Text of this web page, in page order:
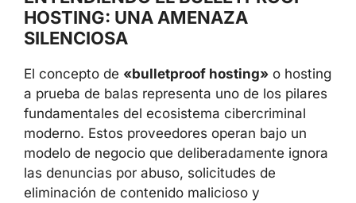
HOSTING: UNA AMENAZA
SILENCIOSA
El concepto de «bulletproof hosting» o hosting
a prueba de balas representa uno de los pilares
fundamentales del ecosistema cibercriminal
moderno. Estos proveedores operan bajo un
modelo de negocio que deliberadamente ignora
las denuncias por abuso, solicitudes de
eliminación de contenido malicioso y